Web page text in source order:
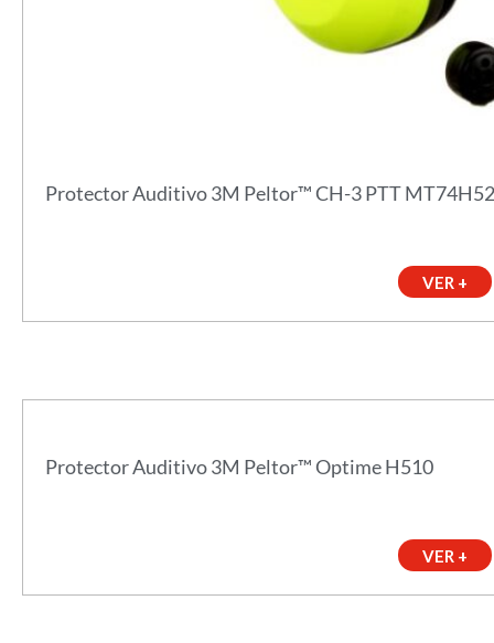
Protector Auditivo 3M Peltor™ CH-3 PTT
VER +
Protector Auditivo 3M Peltor™ Optime H510
VER +